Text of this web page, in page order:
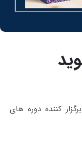
کننده دوره های